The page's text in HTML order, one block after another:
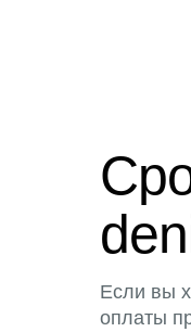
Если вы
оплаты